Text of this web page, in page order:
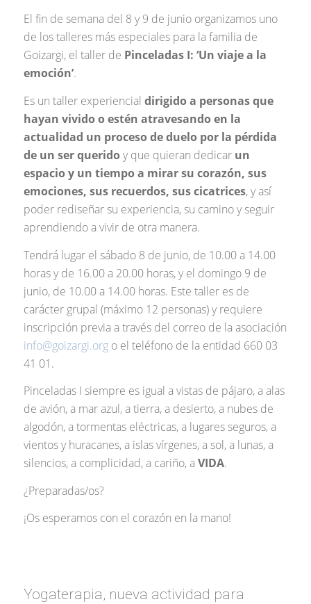
El fin de semana del 8 y 9 de junio organizamos uno
de los talleres más especiales para la familia de
Goizargi, el taller de Pinceladas I: ‘Un viaje a la
emoción’.
Es un taller experiencial dirigido a personas que
hayan vivido o estén atravesando en la
actualidad un proceso de duelo por la pérdida
de un ser queridoy que quieran dedicar un
espacio y un tiempo a mirar su corazón, sus
emociones, sus recuerdos, sus cicatrices, y así
poder rediseñar su experiencia, su camino y seguir
aprendiendo a vivir de otra manera.
Tendrá lugar el sábado 8 de junio, de 10.00 a 14.00
horas y de 16.00 a 20.00 horas, y el domingo 9 de
junio, de 10.00 a 14.00 horas. Este taller es de
carácter grupal (máximo 12 personas) y requiere
inscripción previa a través del correo de la asociación
info@goizargi.orgo el teléfono de la entidad 660 03
41 01.
Pinceladas I siempre es igual a vistas de pájaro, a alas
de avión, a mar azul, a tierra, a desierto, a nubes de
algodón, a tormentas eléctricas, a lugares seguros, a
vientos y huracanes, a islas vírgenes, a sol, a lunas, a
silencios, a complicidad, a cariño, a VIDA.
¿Preparadas/os?
¡Os esperamos con el corazón en la mano!
Yogaterapia, nueva actividad para